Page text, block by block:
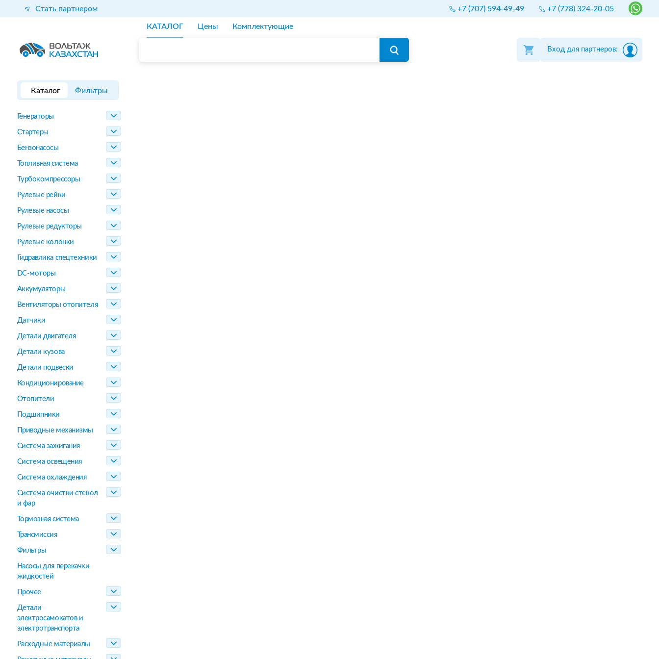
Стать партнером +7 (707) 594-49-49 +7 (778) 324-20-05
КАТАЛОГ Цены Комплектующие
Вход для партнеров:
Каталог Фильтры
Генераторы
Стартеры
Бензонасосы
Топливная система
Турбокомпрессоры
Рулевые рейки
Рулевые насосы
Рулевые редукторы
Рулевые колонки
Гидравлика спецтехники
DC-моторы
Аккумуляторы
Вентиляторы отопителя
Датчики
Детали двигателя
Детали кузова
Детали подвески
Кондиционирование
Отопители
Подшипники
Приводные механизмы
Система зажигания
Система освещения
Система охлаждения
Система очистки стекол
и фар
Тормозная система
Трансмиссия
Фильтры
Насосы для перекачки
жидкостей
Прочее
Детали
электросамокатов и
электротранспорта
Расходные материалы